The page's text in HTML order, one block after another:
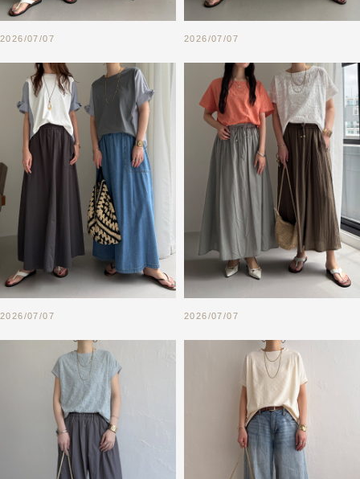
2026/07/07 2026/07/07
2026/07/07 2026/07/07